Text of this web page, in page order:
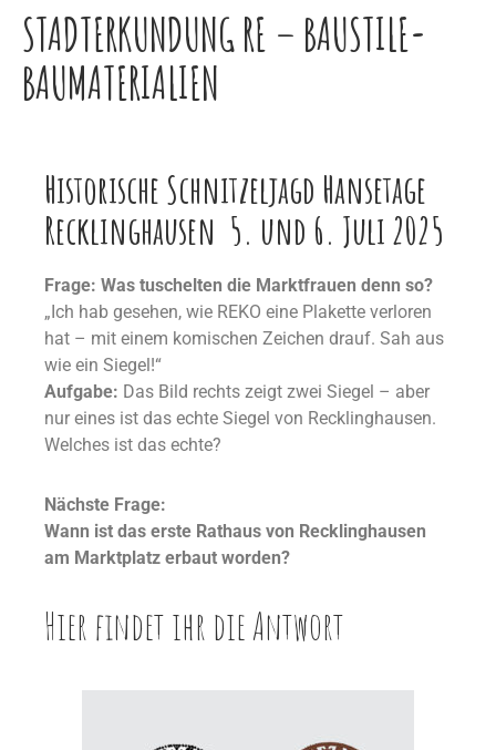
STADTERKUNDUNG RE – BAUSTILE-
BAUMATERIALIEN
Historische Schnitzeljagd Hansetage
Recklinghausen 5. und 6. Juli 2025
Frage: Was tuschelten die Marktfrauen denn so?
„Ich hab gesehen, wie REKO eine Plakette verloren
hat – mit einem komischen Zeichen drauf. Sah aus
wie ein Siegel!“
Aufgabe: Das Bild rechts zeigt zwei Siegel – aber
nur eines ist das echte Siegel von Recklinghausen.
Welches ist das echte?
Nächste Frage:
Wann ist das erste Rathaus von Recklinghausen
am Marktplatz erbaut worden?
Hier findet ihr die Antwort